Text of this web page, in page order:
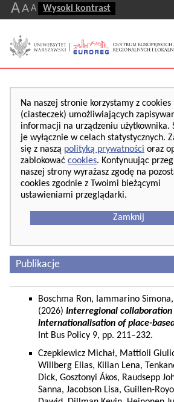
AA A Wysoki kontrast
Na naszej stronie korzystamy z cookies
(ciasteczek) umożliwiających
informacji na urządzeniu użytkownika.
je wyłącznie w celach statystycznych.
się z naszą polityką prywatności oraz
zablokować cookies. Kontynuując
naszej strony wyrażasz zgodę na
cookies zgodnie z Twoimi bieżącymi
ustawieniami przeglądarki.
Zamknij
Publikacje
Boschma Ron, Iammarino
(2026) Interregional collaboration
internationalisation of place-
Int Bus Policy 9, pp. 211–232.
Czepkiewicz Michał, Mattioli
Willberg Elias, Kilian Lena,
Dick, Gosztonyi Ákos, Raudsepp
Sanna, Jacobson Lisa, Guillen-